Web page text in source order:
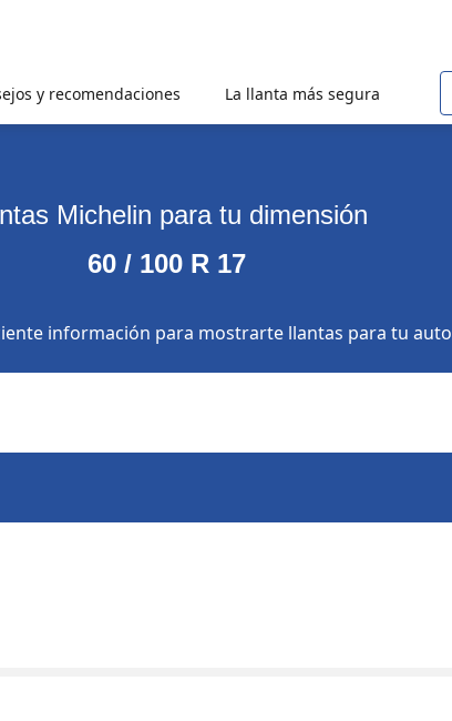
y recomendaciones La llanta más segura
Michelin para tu dimensión
60 / 100 R 17
información para mostrarte llantas para tu auto